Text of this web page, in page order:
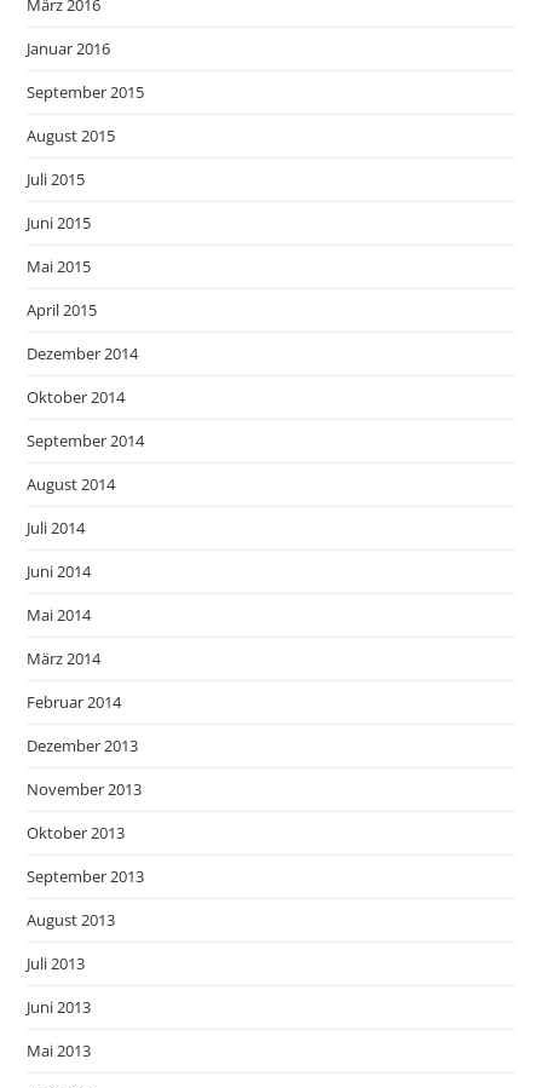
März 2016
Januar 2016
September 2015
August 2015
Juli 2015
Juni 2015
Mai 2015
April 2015
Dezember 2014
Oktober 2014
September 2014
August 2014
Juli 2014
Juni 2014
Mai 2014
März 2014
Februar 2014
Dezember 2013
November 2013
Oktober 2013
September 2013
August 2013
Juli 2013
Juni 2013
Mai 2013